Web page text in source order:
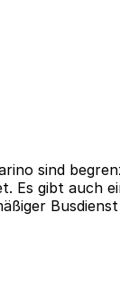
sind
gibt auch